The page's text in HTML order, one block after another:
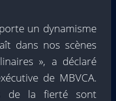
un dynamisme
dans nos scènes
», a déclaré
de MBVCA.
de la fierté sont